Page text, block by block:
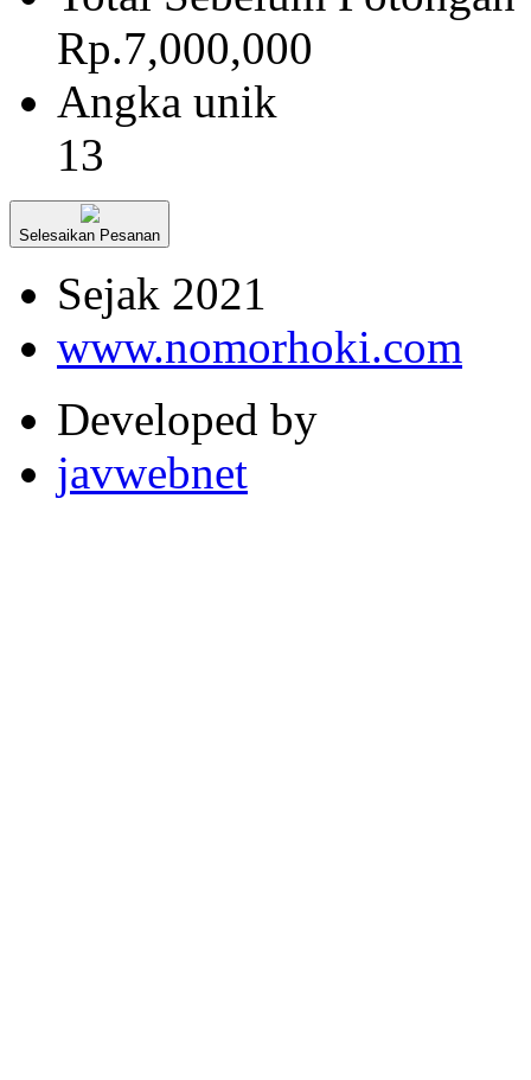
Rp.7,000,000
Angka unik
13
Selesaikan Pesanan
Sejak 2021
www.nomorhoki.com
Developed by
javwebnet